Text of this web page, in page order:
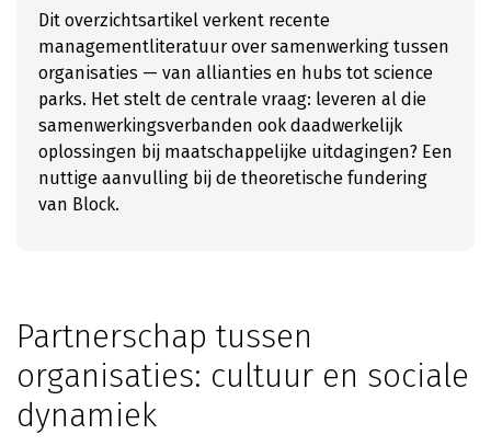
Dit overzichtsartikel verkent recente
managementliteratuur over samenwerking tussen
organisaties — van allianties en hubs tot science
parks. Het stelt de centrale vraag: leveren al die
samenwerkingsverbanden ook daadwerkelijk
oplossingen bij maatschappelijke uitdagingen? Een
nuttige aanvulling bij de theoretische fundering
van Block.
Partnerschap tussen
organisaties: cultuur en sociale
dynamiek